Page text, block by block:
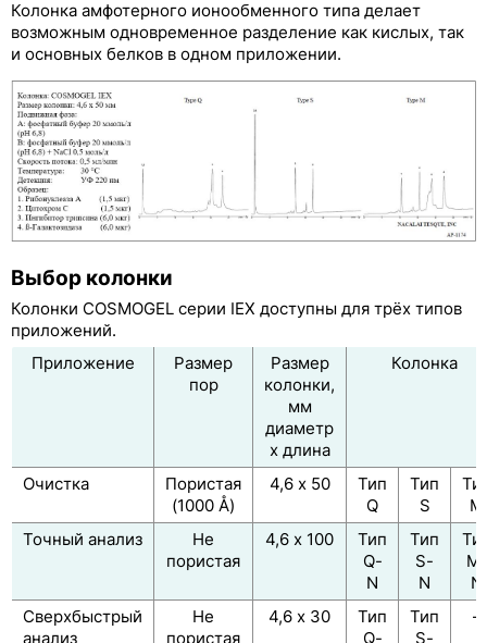
Колонка амфотерного ионообменного типа делает
возможным одновременное разделение как кислых, так
и основных белков в одном приложении.
Выбор колонки
Колонки COSMOGEL серии IEX доступны для трёх типов
приложений.
Приложение
Размер
пор
Размер
колонки,
мм
​диаметр
х длина
Колонка
Очистка
Пористая
(1000 Å)
4,6 х 50
Тип
Q
Тип
S
M
Точный анализ
Не
пористая
4,6 х 100
Тип
Q-
N
Тип
S-
N
M-
N
Сверхбыстрый
анализ
Не
пористая
4,6 х 30
Тип
Q-
Тип
S-
–